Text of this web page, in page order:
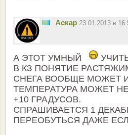
Aскар 23.01.2013 в
А ЭТОТ УМНЫЙ
В КЗ ПОНЯТИЕ
СНЕГА ВООБЩЕ МОЖЕТ
ТЕМПЕРАТУРА МОЖЕТ
+10 ГРАДУСОВ.
СПРАШИВАЕТСЯ 1
ПЕРЕОБУТЬСЯ ДАЖЕ